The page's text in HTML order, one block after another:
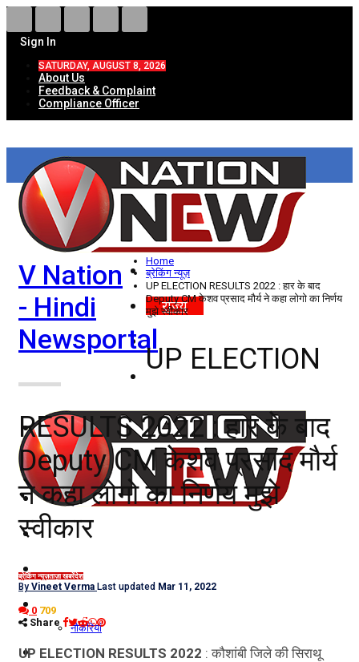
Sign In
SATURDAY, AUGUST 8, 2026
About Us
Feedback & Complaint
Compliance Officer
V Nation
- Hindi
Newsportal
HOME
ताज़ा खबरें
देश
विदेश
राज्य
दिल्ली/NCR
राजनीति
कारोबार
खेल
मनोरंजन
शिक्षा
नौकरियां
जीवन शैली
Home
ब्रेकिंग न्यूज़
UP ELECTION RESULTS 2022 : हार के बाद
Deputy CM केशव प्रसाद मौर्य ने कहा लोगो का निर्णय
मुझे स्वीकार
UP ELECTION
RESULTS 2022 : हार के बाद
Deputy CM केशव प्रसाद मौर्य
ने कहा लोगो का निर्णय मुझे
स्वीकार
ब्रेकिंग न्यूज़ताज़ा खबरेंदेश
By Vineet Verma Last updated Mar 11, 2022
0 709
Share
UP ELECTION RESULTS 2022 : कौशांबी जिले की सिराथू